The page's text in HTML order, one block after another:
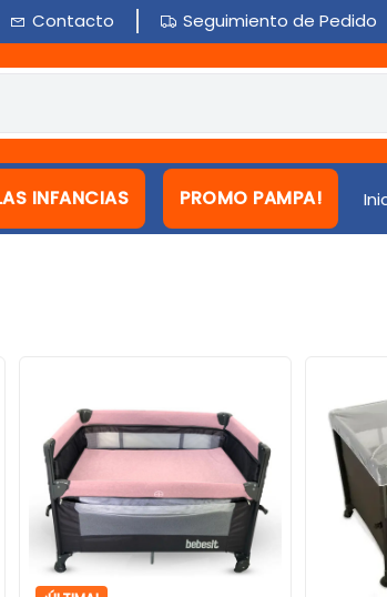
Contacto Seguimiento de Pedido
INFANCIAS PROMO PAMPA!